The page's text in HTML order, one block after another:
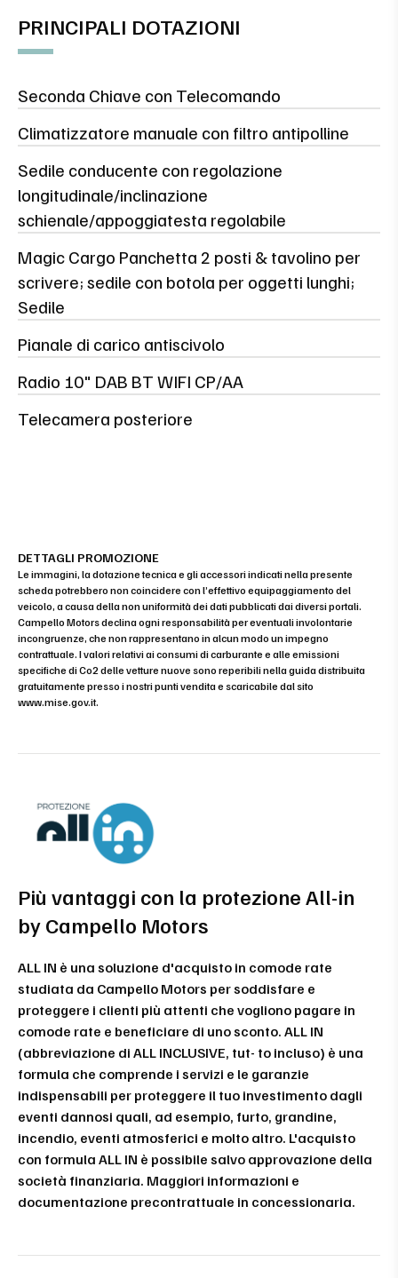
PRINCIPALI DOTAZIONI
Seconda Chiave con Telecomando
Climatizzatore manuale con filtro antipolline
Sedile conducente con regolazione
longitudinale/inclinazione
schienale/appoggiatesta regolabile
Magic Cargo Panchetta 2 posti & tavolino per
scrivere; sedile con botola per oggetti lunghi;
Sedile
Pianale di carico antiscivolo
Radio 10" DAB BT WIFI CP/AA
Telecamera posteriore
DETTAGLI PROMOZIONE
Le immagini, la dotazione tecnica e gli accessori indicati nella presente
scheda potrebbero non coincidere con l’effettivo equipaggiamento del
veicolo, a causa della non uniformità dei dati pubblicati dai diversi portali.
Campello Motors declina ogni responsabilità per eventuali involontarie
incongruenze, che non rappresentano in alcun modo un impegno
contrattuale. I valori relativi ai consumi di carburante e alle emissioni
specifiche di Co2 delle vetture nuove sono reperibili nella guida distribuita
gratuitamente presso i nostri punti vendita e scaricabile dal sito
www.mise.gov.it.
Più vantaggi con la protezione All-in
by Campello Motors
ALL IN è una soluzione d'acquisto in comode rate
studiata da Campello Motors per soddisfare e
proteggere i clienti più attenti che vogliono pagare in
comode rate e beneficiare di uno sconto. ALL IN
(abbreviazione di ALL INCLUSIVE, tut- to incluso) è una
formula che comprende i servizi e le garanzie
indispensabili per proteggere il tuo investimento dagli
eventi dannosi quali, ad esempio, furto, grandine,
incendio, eventi atmosferici e molto altro. L'acquisto
con formula ALL IN è possibile salvo approvazione della
società finanziaria. Maggiori informazioni e
documentazione precontrattuale in concessionaria.